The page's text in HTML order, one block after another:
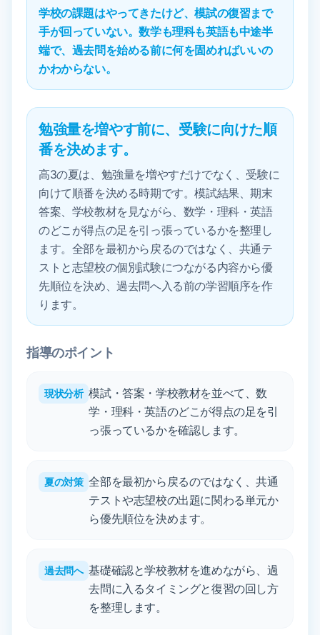
学校の課題はやってきたけど、模試の復習まで
手が回っていない。数学も理科も英語も中途半
端で、過去問を始める前に何を固めればいいの
かわからない。
勉強量を増やす前に、受験に向けた順
番を決めます。
高3の夏は、勉強量を増やすだけでなく、受験に
向けて順番を決める時期です。模試結果、期末
答案、学校教材を見ながら、数学・理科・英語
のどこが得点の足を引っ張っているかを整理し
ます。全部を最初から戻るのではなく、共通テ
ストと志望校の個別試験につながる内容から優
先順位を決め、過去問へ入る前の学習順序を作
ります。
指導のポイント
現状分析 模試・答案・学校教材を並べて、数
学・理科・英語のどこが得点の足を引
っ張っているかを確認します。
夏の対策 全部を最初から戻るのではなく、共通
テストや志望校の出題に関わる単元か
ら優先順位を決めます。
過去問へ 基礎確認と学校教材を進めながら、過
去問に入るタイミングと復習の回し方
を整理します。